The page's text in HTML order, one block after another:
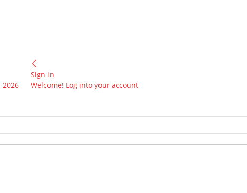
2026
Sign in
Welcome! Log into your account